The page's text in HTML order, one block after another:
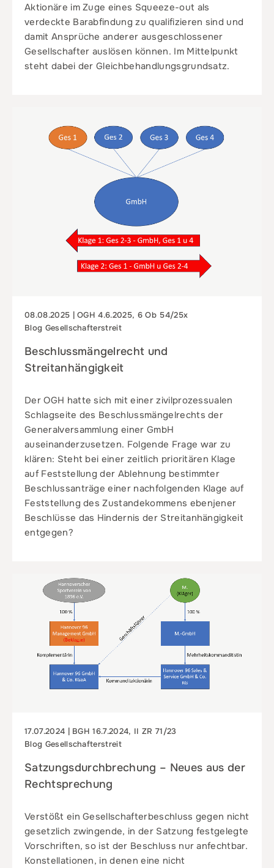
Aktionäre im Zuge eines Squeeze-out als
verdeckte Barabfindung zu qualifizieren sind und
damit Ansprüche anderer ausgeschlossener
Gesellschafter auslösen können. Im Mittelpunkt
steht dabei der Gleichbehandlungsgrundsatz.
08.08.2025 | OGH 4.6.2025, 6 Ob 54/25x
Blog Gesellschafterstreit
Beschlussmängelrecht und
Streitanhängigkeit
Der OGH hatte sich mit einer zivilprozessualen
Schlagseite des Beschlussmängelrechts der
Generalversammlung einer GmbH
auseinanderzusetzen. Folgende Frage war zu
klären: Steht bei einer zeitlich prioritären Klage
auf Feststellung der Ablehnung bestimmter
Beschlussanträge einer nachfolgenden Klage auf
Feststellung des Zustandekommens ebenjener
Beschlüsse das Hindernis der Streitanhängigkeit
entgegen?
17.07.2024 | BGH 16.7.2024, II ZR 71/23
Blog Gesellschafterstreit
Satzungsdurchbrechung – Neues aus der
Rechtsprechung
Verstößt ein Gesellschafterbeschluss gegen nicht
gesetzlich zwingende, in der Satzung festgelegte
Vorschriften, so ist der Beschluss nur anfechtbar.
Konstellationen, in denen eine nicht